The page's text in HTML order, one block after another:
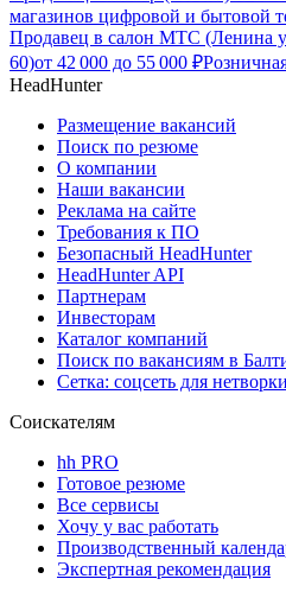
магазинов цифровой и бытовой
Продавец в салон МТС (Ленина
60)от 42 000 до 55 000 ₽
HeadHunter
Размещение вакансий
Поиск по резюме
О компании
Наши вакансии
Реклама на сайте
Требования к ПО
Безопасный HeadHunter
HeadHunter API
Партнерам
Инвесторам
Каталог компаний
Поиск по вакансиям в
Сетка: соцсеть для
Соискателям
hh PRO
Готовое резюме
Все сервисы
Хочу у вас работать
Производственный
Экспертная рекомендация